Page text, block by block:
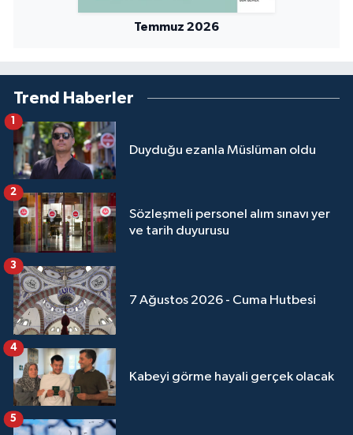
Temmuz 2026
Trend Haberler
Duyduğu ezanla Müslüman oldu
1
Sözleşmeli personel alım sınavı yer
ve tarih duyurusu
2
7 Ağustos 2026 - Cuma Hutbesi
3
Kabeyi görme hayali gerçek olacak
4
5
Kayseri Müftülüğü
Kırıkkale Müftülüğü
Kırklareli Müftülüğü
Kocaeli Müftülüğü
Konya Müftülüğü
Kütahya Müftülüğü
Malatya Müftülüğü
Manisa Müftülüğü
Mardin Müftülüğü